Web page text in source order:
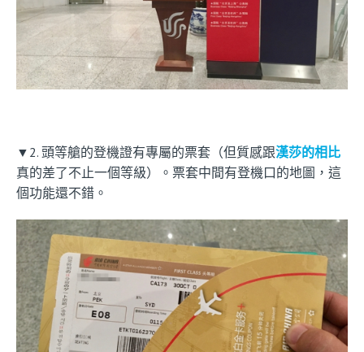
▼2. 頭等艙的登機證有專屬的票套（但質感跟漢莎的相比
真的差了不止一個等級）。票套中間有登機口的地圖，這
個功能還不錯。